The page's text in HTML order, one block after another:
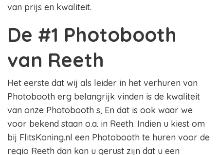
van prijs en kwaliteit.
De #1 Photobooth
van Reeth
Het eerste dat wij als leider in het verhuren van
Photobooth erg belangrijk vinden is de kwaliteit
van onze Photobooth s, En dat is ook waar we
voor bekend staan o.a. in Reeth. Indien u kiest om
bij FlitsKoning.nl een Photobooth te huren voor de
regio Reeth dan kan u gerust zijn dat u een